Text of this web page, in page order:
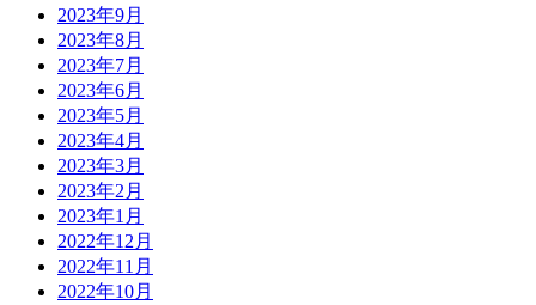
2023年9月
2023年8月
2023年7月
2023年6月
2023年5月
2023年4月
2023年3月
2023年2月
2023年1月
2022年12月
2022年11月
2022年10月